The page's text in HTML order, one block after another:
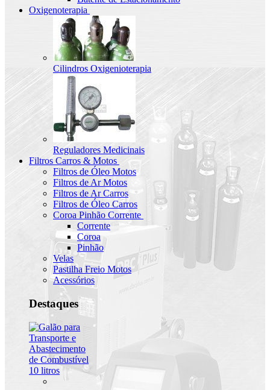
Oxigenoterapia
Cilindros Oxigenioterapia
Reguladores Medicinais
Filtros Carros & Motos
Filtros de Óleo Motos
Filtros de Ar Motos
Filtros de Ar Carros
Filtros de Óleo Carros
Coroa Pinhão Corrente
Corrente
Coroa
Pinhão
Velas
Pastilha Freio Motos
Acessórios
Destaques